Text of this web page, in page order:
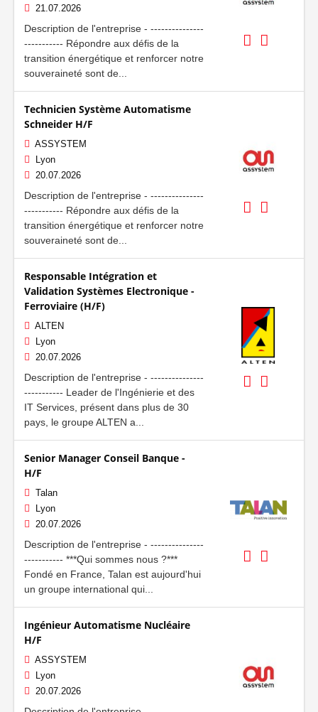
21.07.2026
Description de l'entreprise - ---------------
----------- Répondre aux défis de la
transition énergétique et renforcer notre
souveraineté sont de...
Technicien Système Automatisme
Schneider H/F
ASSYSTEM
Lyon
20.07.2026
Description de l'entreprise - ---------------
----------- Répondre aux défis de la
transition énergétique et renforcer notre
souveraineté sont de...
Responsable Intégration et
Validation Systèmes Electronique -
Ferroviaire (H/F)
ALTEN
Lyon
20.07.2026
Description de l'entreprise - ---------------
----------- Leader de l'Ingénierie et des
IT Services, présent dans plus de 30
pays, le groupe ALTEN a...
Senior Manager Conseil Banque -
H/F
Talan
Lyon
20.07.2026
Description de l'entreprise - ---------------
----------- ***Qui sommes nous ?***
Fondé en France, Talan est aujourd'hui
un groupe international qui...
Ingénieur Automatisme Nucléaire
H/F
ASSYSTEM
Lyon
20.07.2026